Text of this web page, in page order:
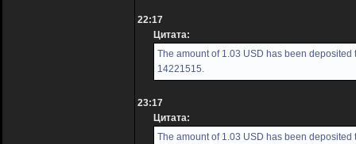
22:17
Цитата:
The amount of 1.03 USD has been deposited
14221515.
23:17
Цитата:
The amount of 1.03 USD has been deposited